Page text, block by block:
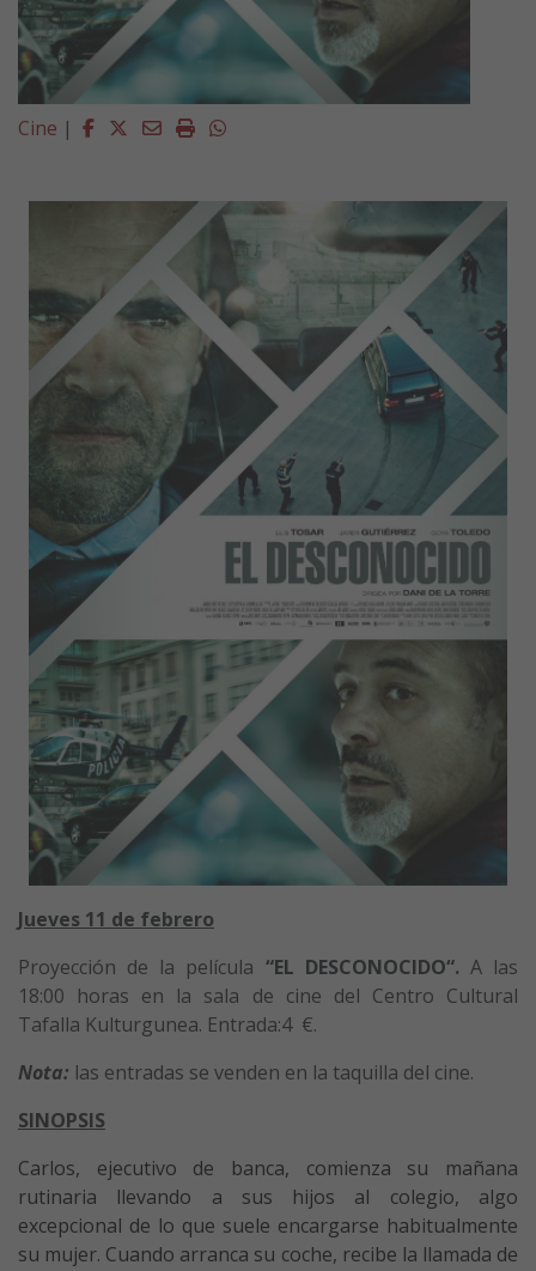
Cine | Facebook
Twitter
EmailImprimirWhatsapp
Jueves 11 de febrero
Proyección de la película “EL DESCONOCIDO“. A las
18:00 horas en la sala de cine del Centro Cultural
Tafalla Kulturgunea. Entrada:4 €.
Nota: las entradas se venden en la taquilla del cine.
SINOPSIS
Carlos, ejecutivo de banca, comienza su mañana
rutinaria llevando a sus hijos al colegio, algo
excepcional de lo que suele encargarse habitualmente
su mujer. Cuando arranca su coche, recibe la llamada de